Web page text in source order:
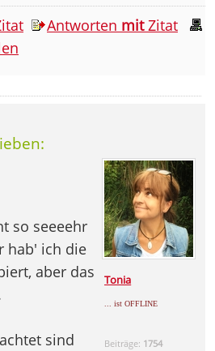
Antworten mitZitat
Tonia
... ist OFFLINE
Beiträge: 1754
so seeeehr
hab' ich die
aber das
sind